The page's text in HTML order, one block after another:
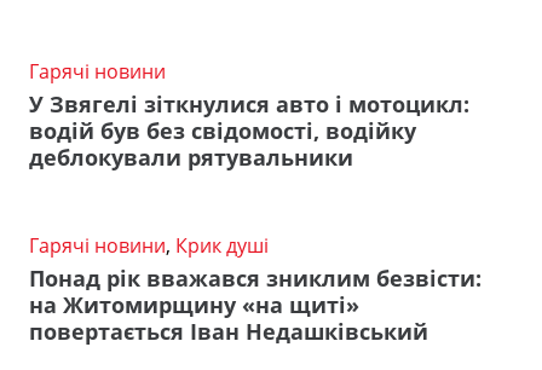
Гарячі новини
У Звягелі зіткнулися авто і мотоцикл:
водій був без свідомості, водійку
деблокували рятувальники
Гарячі новини, Крик душі
Понад рік вважався зниклим безвісти:
на Житомирщину «на щиті»
повертається Іван Недашківський